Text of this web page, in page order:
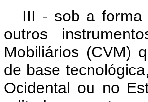
III - sob a forma
outros
Mobiliários (CVM)
de base
Ocidental ou no